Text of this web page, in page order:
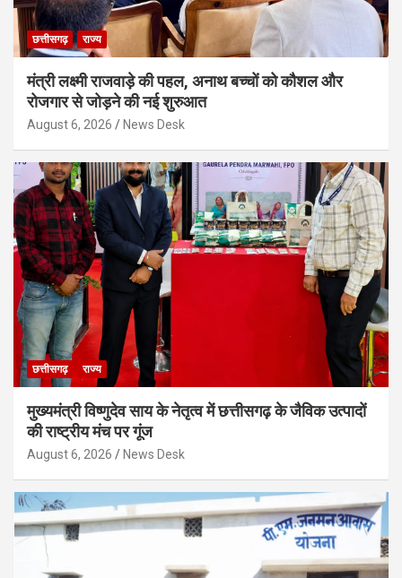
छत्तीसगढ़ राज्य
मंत्री लक्ष्मी राजवाड़े की पहल, अनाथ बच्चों को कौशल और
रोजगार से जोड़ने की नई शुरुआत
August 6, 2026 News Desk
छत्तीसगढ़ राज्य
मुख्यमंत्री विष्णुदेव साय के नेतृत्व में छत्तीसगढ़ के जैविक उत्पादों
की राष्ट्रीय मंच पर गूंज
August 6, 2026 News Desk